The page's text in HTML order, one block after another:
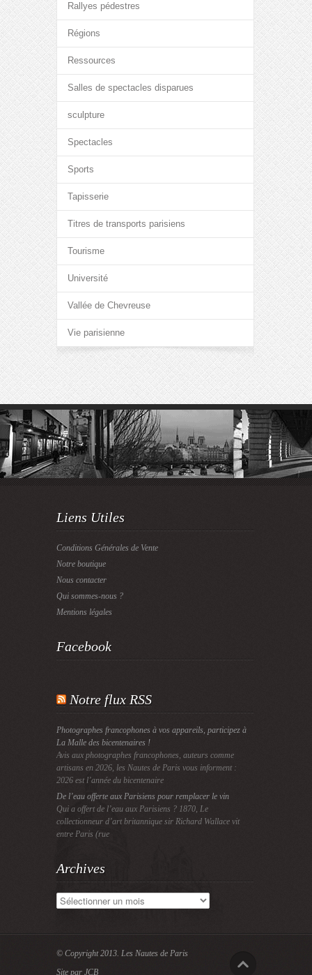
Rallyes pédestres
Régions
Ressources
Salles de spectacles disparues
sculpture
Spectacles
Sports
Tapisserie
Titres de transports parisiens
Tourisme
Université
Vallée de Chevreuse
Vie parisienne
Liens Utiles
Conditions Générales de Vente
Notre boutique
Nous contacter
Qui sommes-nous ?
Mentions légales
Facebook
Notre flux RSS
Photographes francophones à vos appareils, participez à
La Malle des bicentenaires !
Avis aux photographes francophones, auteurs comme
artisans en 2026, les Nautes de Paris vous informent :
2026 est l’année du bicentenaire
De l’eau offerte aux Parisiens pour remplacer le vin
Qui a offert de l’eau aux Parisiens ? 1870, Le
collectionneur d’art britannique sir Richard Wallace vit
entre Paris (rue
Archives
Archives
© Copyright 2013. Les Nautes de Paris
Site par JCB